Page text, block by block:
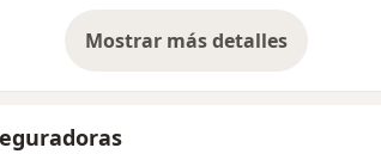
Mostrar más detalles
sobre la dirección